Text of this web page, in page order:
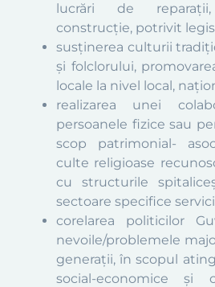
lucrări de
construcție, potrivit
susținerea culturii
și folclorului,
locale la nivel local,
realizarea unei
persoanele fizice sau
scop patrimonial-
culte religioase
cu structurile
sectoare specifice
corelarea politicilor
nevoile/problemele
generaţii, în scopul
social-economice şi